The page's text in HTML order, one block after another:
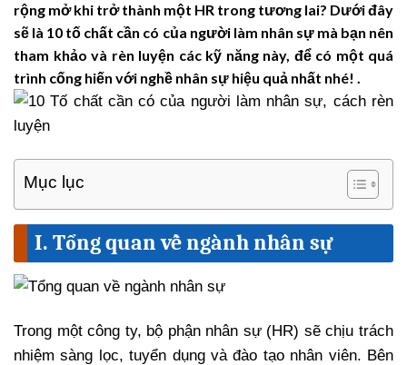
rộng mở khi trở thành một HR trong tương lai? Dưới đây
sẽ là 10 tố chất cần có của người làm nhân sự mà bạn nên
tham khảo và rèn luyện các kỹ năng này, để có một quá
trình cống hiến với nghề nhân sự hiệu quả nhất nhé! .
Mục lục
I. Tổng quan về ngành nhân sự
Trong một công ty, bộ phận nhân sự (HR) sẽ chịu trách
nhiệm sàng lọc, tuyển dụng và đào tạo nhân viên. Bên